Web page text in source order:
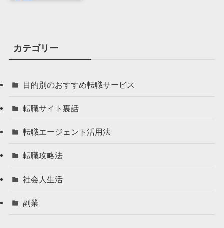
カテゴリー
目的別のおすすめ転職サービス
転職サイト裏話
転職エージェント活用法
転職攻略法
社会人生活
副業